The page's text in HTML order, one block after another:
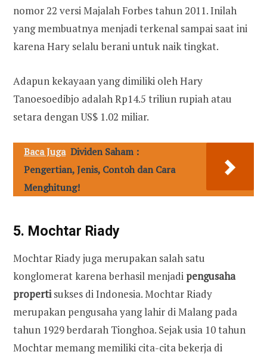
nomor 22 versi Majalah Forbes tahun 2011. Inilah
yang membuatnya menjadi terkenal sampai saat ini
karena Hary selalu berani untuk naik tingkat.
Adapun kekayaan yang dimiliki oleh Hary
Tanoesoedibjo adalah Rp14.5 triliun rupiah atau
setara dengan US$ 1.02 miliar.
Baca Juga Dividen Saham :
Pengertian, Jenis, Contoh dan Cara
Menghitung!
5. Mochtar Riady
Mochtar Riady juga merupakan salah satu
konglomerat karena berhasil menjadi pengusaha
propertisukses di Indonesia. Mochtar Riady
merupakan pengusaha yang lahir di Malang pada
tahun 1929 berdarah Tionghoa. Sejak usia 10 tahun
Mochtar memang memiliki cita-cita bekerja di